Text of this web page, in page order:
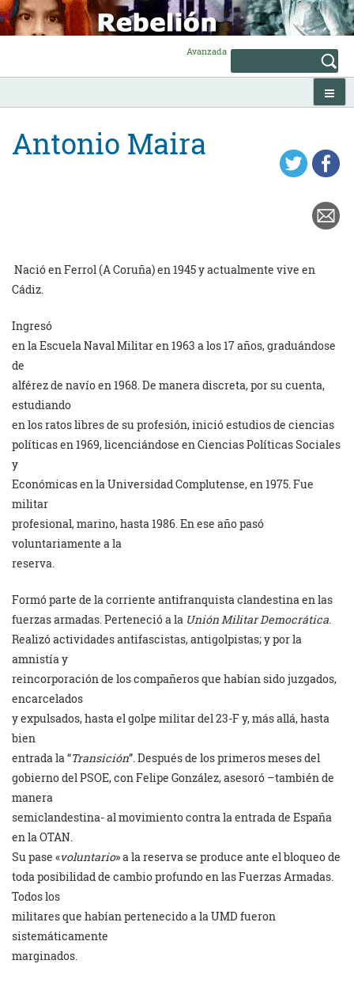
Skip
to
content
Avanzada
Antonio Maira
Nació en Ferrol (A Coruña) en 1945 y actualmente vive en
Cádiz.
Ingresó
en la Escuela Naval Militar en 1963 a los 17 años, graduándose
de
alférez de navío en 1968. De manera discreta, por su cuenta,
estudiando
en los ratos libres de su profesión, inició estudios de ciencias
políticas en 1969, licenciándose en Ciencias Políticas Sociales
y
Económicas en la Universidad Complutense, en 1975. Fue
militar
profesional, marino, hasta 1986. En ese año pasó
voluntariamente a la
reserva.
Formó parte de la corriente antifranquista clandestina en las
fuerzas armadas. Perteneció a la Unión MilitarDemocrática.
Realizó actividades antifascistas, antigolpistas; y por la
amnistía y
reincorporación de los compañeros que habían sido juzgados,
encarcelados
y expulsados, hasta el golpe militar del 23-F y, más allá, hasta
bien
entrada la “Transición”. Después de los primeros meses del
gobierno del PSOE, con Felipe González, asesoró –también de
manera
semiclandestina- al movimiento contra la entrada de España
en la OTAN.
Su pase «voluntario» a la reserva se produce ante el bloqueo de
toda posibilidad de cambio profundo en las Fuerzas Armadas.
Todos los
militares que habían pertenecido a la UMD fueron
sistemáticamente
marginados.